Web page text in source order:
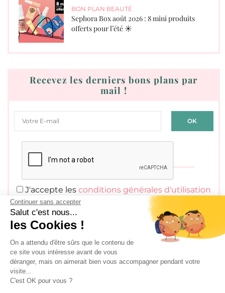
Continuer sans accepter
Salut c'est nous...
les Cookies !
On a attendu d'être sûrs que le contenu de
ce site vous intéresse avant de vous
déranger, mais on aimerait bien vous accompagner pendant votre
visite...
C'est OK pour vous ?
BON PLAN BEAUTÉ
Sephora Box août 2026 : 8 mini produits
offerts pour l’été ☀️
Recevez les derniers bons plans par
mail !
J'accepte les conditions générales d'utilisation
SÉLECTION DE BONS PLANS